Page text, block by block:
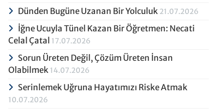
Dünden Bugüne Uzanan Bir Yolculuk 21.07.2026
İğne Ucuyla Tünel Kazan Bir Öğretmen: Necati
Celal Çatal 17.07.2026
Sorun Üreten Değil, Çözüm Üreten İnsan
Olabilmek 14.07.2026
Serinlemek Uğruna Hayatımızı Riske Atmak
10.07.2026